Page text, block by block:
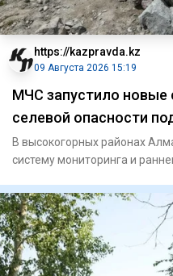
https://kazpravda.kz
09 Августа 2026 15:19
МЧС запустило новые
селевой опасности
В высокогорных районах
систему мониторинга и